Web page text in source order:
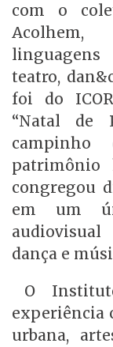
com o
Acolhem,
teatro,
foi do
“Natal de
campinho
patrimônio
congregou
em um
audiovisual
dança e
O
experiência
urbana,